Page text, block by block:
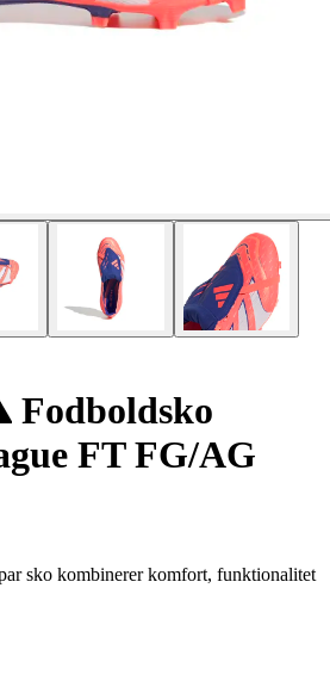
Fodboldsko
FT FG/AG
sko kombinerer komfort, funktionalitet